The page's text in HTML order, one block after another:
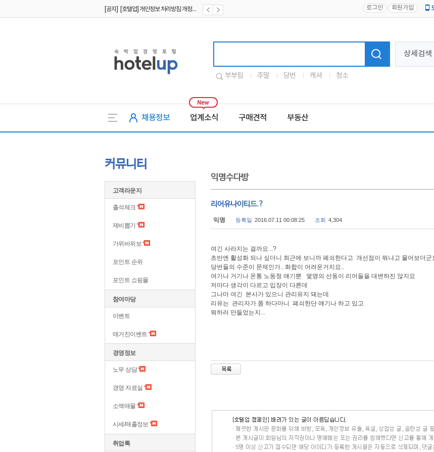
[공지] [호텔업] 개인정보 처리방침 개정본2 (19.09.02) 로그인 회원가입
상세검색
부부팀 주말 당번 캐셔 청소
채용정보 업계소식 구매견적 부동산
커뮤니티
고객라운지
출석체크
제비뽑기
가위바위보
포인트 순위
포인트 쇼핑몰
참여마당
이벤트
매거진이벤트
경영정보
노무 상담
경영 자료실
소액매물
시세/매출정보
취업톡
익명수다방
리어유나이티드.?
익명 등록일 2016.07.11 00:08:25 조회 4,304
여긴 사라지는 걸까요 ..?
초반엔 활성화 되나 싶더니 최근에 보니까 폐쇠한다고 개선점이 뭐냐고 물어보더군
당번들의 수준이 문제인가.. 화합이 어려운거지요..
여기나 거기나 온통 노동청 얘기뿐 몇명의 선동이 리어들을 대변하진 않지요
저마다 생각이 다르고 입장이 다른데
그나마 여긴 본사가 있으니 관리유지 돼는데
리유는 관리자가 쫌 하다마니 폐쇠한단 얘기나 하고 있고
뭐하러 만들었는지...